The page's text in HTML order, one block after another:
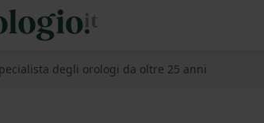
degli orologi da oltre 25 anni